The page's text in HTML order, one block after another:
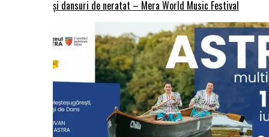
și dansuri de neratat – Mera World Music Festival